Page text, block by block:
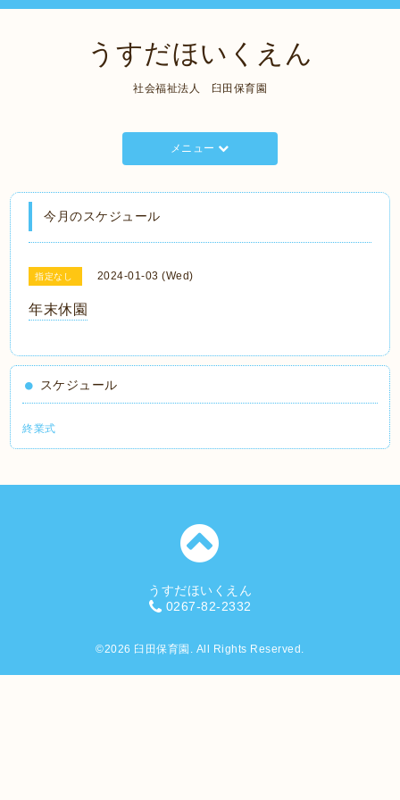
うすだほいくえん
社会福祉法人 臼田保育園
メニュー
今月のスケジュール
指定なし 2024-01-03 (Wed)
年末休園
スケジュール
終業式
うすだほいくえん
0267-82-2332
©2026 臼田保育園 . All Rights Reserved.